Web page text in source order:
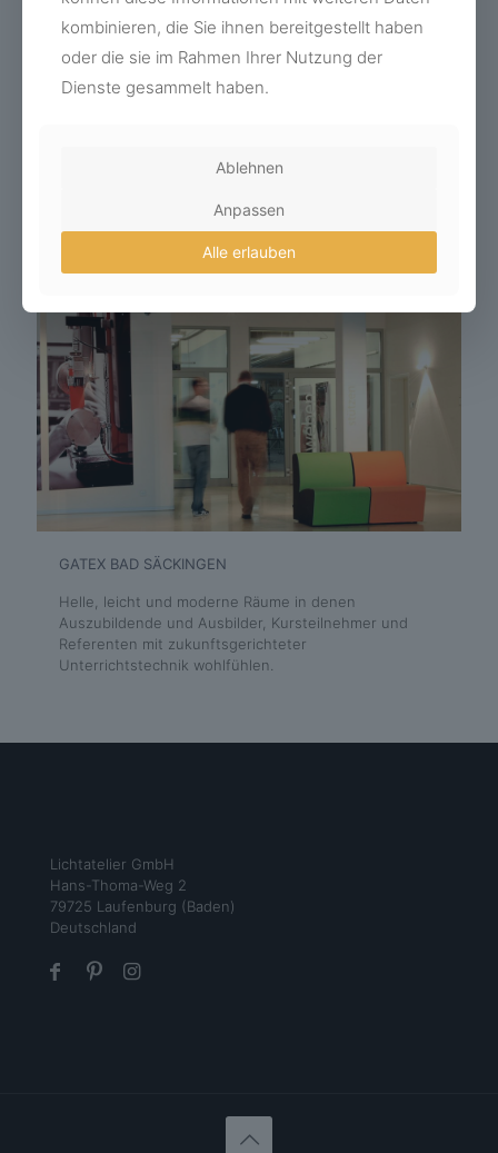
REFORMIERTE KIRCHENGEMEINDE STEIN
Pünktlich zum 100 jährigen Bestehen der Reformierten
GATEX BAD SÄCKINGEN
Helle, leicht und moderne Räume in denen
Auszubildende und Ausbilder, Kursteilnehmer und
Referenten mit zukunftsgerichteter
Unterrichtstechnik wohlfühlen.
Lichtatelier GmbH
Hans-Thoma-Weg 2
79725 Laufenburg (Baden)
Deutschland
kombinieren, die Sie ihnen bereitgestellt haben
oder die sie im Rahmen Ihrer Nutzung der
Dienste gesammelt haben.
Ablehnen
Anpassen
Alle erlauben